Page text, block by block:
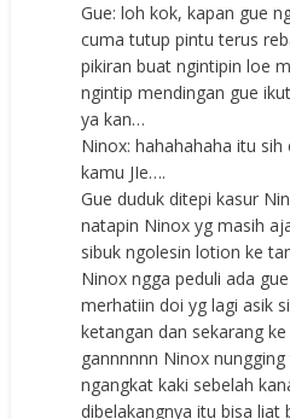
Gue: loh kok, kapan gue
cuma tutup pintu terus
pikiran buat ngintipin loe
ngintip mendingan gue
ya kan…
Ninox: hahahahaha itu sih
kamu JIe….
Gue duduk ditepi kasur
natapin Ninox yg masih
sibuk ngolesin lotion ke
Ninox ngga peduli ada
merhatiin doi yg lagi asik
ketangan dan sekarang
gannnnnn Ninox
ngangkat kaki sebelah
dibelakangnya itu bisa liat